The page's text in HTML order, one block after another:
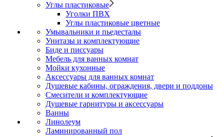
Углы пластиковые
Уголки ПВХ
Углы пластиковые цветные
Умывальники и пьедесталы
Унитазы и комплектующие
Биде и писсуары
Мебель для ванных комнат
Мойки кухонные
Аксессуары для ванных комнат
Душевые кабины, ограждения, двери и поддоны
Смесители и комплектующие
Душевые гарнитуры и аксессуары
Ванны
Линолеум
Ламинированный пол